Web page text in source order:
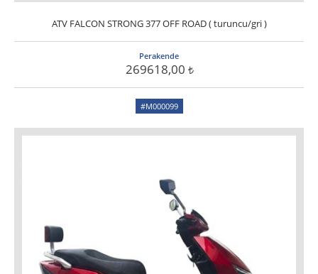
ATV FALCON STRONG 377 OFF ROAD ( turuncu/gri )
Perakende
269618,00
#M000099